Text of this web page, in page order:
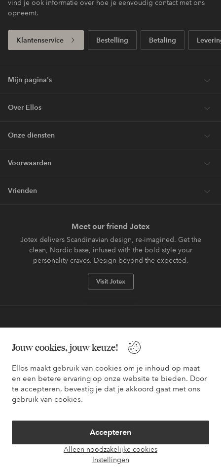
Jouw cookies, jouw keuze!
Ellos maakt gebruik van cookies om je inhoud op maat
en een betere ervaring op onze website te bieden. Door
te accepteren, bevestig je dat je akkoord gaat met ons
gebruik van cookies.
Accepteren
Alleen noodzakelijke cookies
Instellingen
vind je ook informatie over hoe je eenvoudig contact met ons
opneemt.
Klantenservice Bestelling Betaling
Mijn pagina's
Over Ellos
Onze diensten
Voorwaarden
Vrienden
Meet our friend Jotex
Jotex delivers Scandinavian design, re-imagined. Get the
clean, Nordic base, infused with the bold style your
personality craves. Design beyond the expected.
Visit Jotex
Wil je meer weten over
onze betaalopties
Facebook Instagram Pinterest Youtube